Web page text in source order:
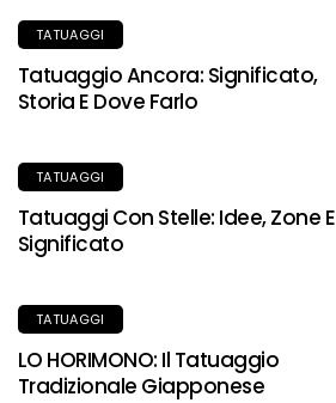
TATUAGGI
Tatuaggio Ancora: Significato,
Storia E Dove Farlo
TATUAGGI
Tatuaggi Con Stelle: Idee, Zone E
Significato
TATUAGGI
LO HORIMONO: Il Tatuaggio
Tradizionale Giapponese